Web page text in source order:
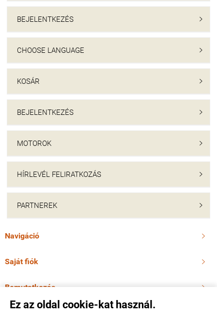
Ez az oldal cookie-kat használ.
BEJELENTKEZÉS 
CHOOSE LANGUAGE 
KOSÁR 
BEJELENTKEZÉS 
MOTOROK 
HÍRLEVÉL FELIRATKOZÁS 
PARTNEREK 
Navigáció 
Saját fiók 
Bemutatkozás 